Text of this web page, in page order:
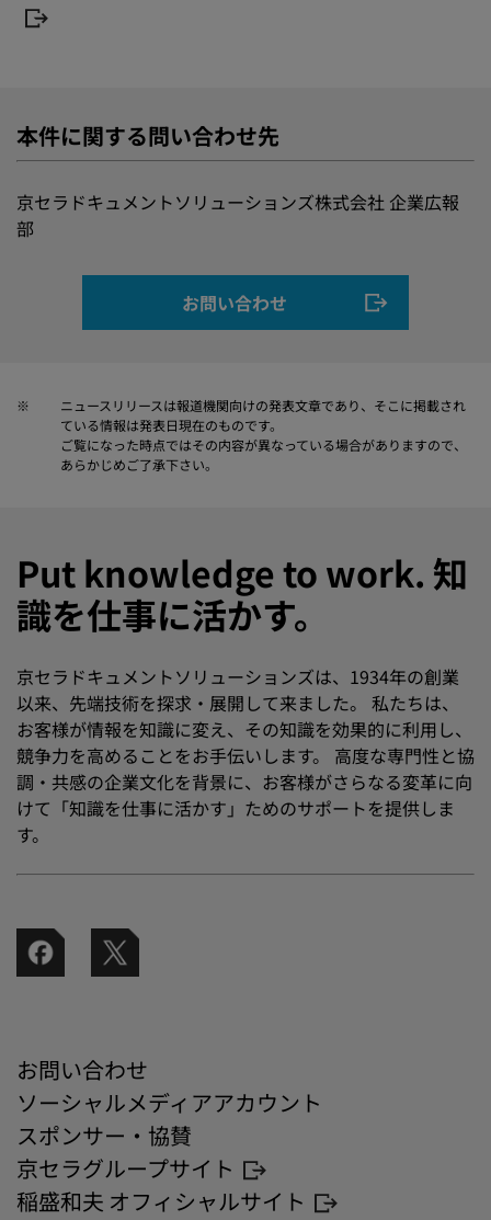
本件に関する問い合わせ先
京セラドキュメントソリューションズ株式会社 企業広報
部
お問い合わせ
※
ニュースリリースは報道機関向けの発表文章であり、そこに掲載され
ている情報は発表日現在のものです。
ご覧になった時点ではその内容が異なっている場合がありますので、
あらかじめご了承下さい。
Put knowledge to work. 知
識を仕事に活かす。
京セラドキュメントソリューションズは、1934年の創業
以来、先端技術を探求・展開して来ました。 私たちは、
お客様が情報を知識に変え、その知識を効果的に利用し、
競争力を高めることをお手伝いします。 高度な専門性と協
調・共感の企業文化を背景に、お客様がさらなる変革に向
けて「知識を仕事に活かす」ためのサポートを提供しま
す。
お問い合わせ
ソーシャルメディアアカウント
スポンサー・協賛
京セラグループサイト
稲盛和夫 オフィシャルサイト